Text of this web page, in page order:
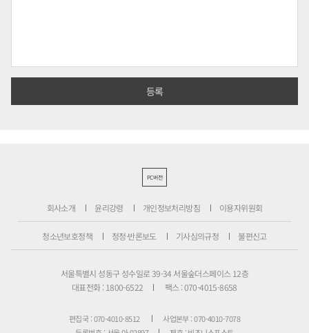
PC버전
회사소개 윤리강령 개인정보처리방침 이용자위원회
청소년보호정책 정정·반론보도 기사심의규정 불편신고
서울특별시 성동구 성수일로 39-34 서울숲더스페이스 12층
대표전화 : 1800-6522
팩스 : 070-4015-8658
편집국 : 070-4010-8512
사업본부 : 070-4010-7078